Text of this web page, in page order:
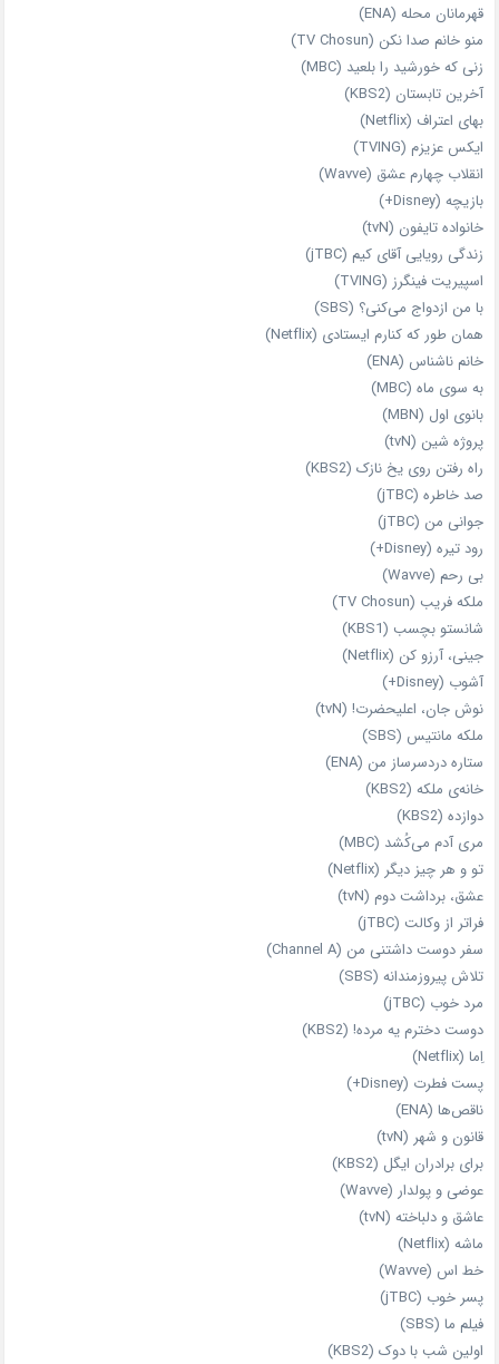
قهرمانان محله (ENA)
منو خانم صدا نکن (TV Chosun)
زنی که خورشید را بلعید (MBC)
آخرین تابستان (KBS2)
بهای اعتراف (Netflix)
ایکس عزیزم (TVING)
انقلاب چهارم عشق (Wavve)
بازیچه (Disney+)
خانواده تایفون (tvN)
زندگی رویایی آقای کیم (jTBC)
اسپیریت فینگرز (TVING)
با من ازدواج می‌کنی؟ (SBS)
همان‌ طور که کنارم ایستادی (Netflix)
خانم ناشناس (ENA)
به سوی ماه (MBC)
بانوی اول (MBN)
پروژه شین (tvN)
راه رفتن روی یخ نازک (KBS2)
صد خاطره (jTBC)
جوانی من (jTBC)
رود تیره (Disney+)
بی‌ رحم (Wavve)
ملکه فریب (TV Chosun)
شانستو بچسب (KBS1)
جینی، آرزو کن (Netflix)
آشوب (Disney+)
نوش جان، اعلیحضرت! (tvN)
ملکه‌ مانتیس (SBS)
ستاره دردسرساز من (ENA)
خانه‌ی ملکه (KBS2)
دوازده (KBS2)
مری آدم می‌کُشد (MBC)
تو و هر چیز دیگر (Netflix)
عشق، برداشت دوم (tvN)
فراتر از وکالت (jTBC)
سفر دوست‌ داشتنی من (Channel A)
تلاش پیروزمندانه (SBS)
مرد خوب (jTBC)
دوست دخترم یه مرده! (KBS2)
اِما (Netflix)
پست فطرت (Disney+)
ناقص‌ها (ENA)
قانون و شهر (tvN)
برای برادران ایگل (KBS2)
عوضی و پولدار (Wavve)
عاشق و دلباخته (tvN)
ماشه (Netflix)
خط اس (Wavve)
پسر خوب (jTBC)
فیلم ما (SBS)
اولین شب با دوک (KBS2)